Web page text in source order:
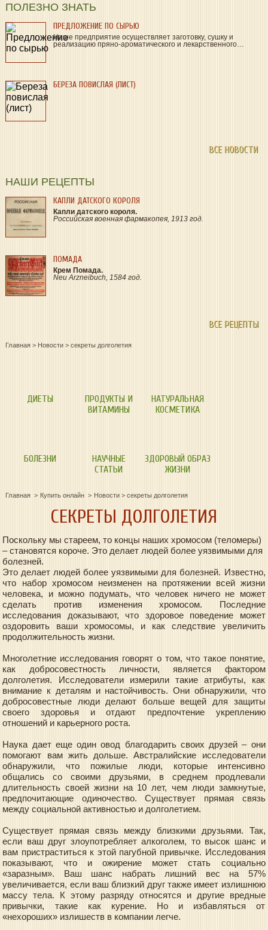
ПОЛЕЗНО ЗНАТЬ
ПРЕДЛОЖЕНИЕ ПО СЫРЬЮ
Наше предприятие осуществляет заготовку, сушку и
реализацию пряно-ароматического и лекарственного…
БЕРЕЗА ПОВИСЛАЯ (ЛИСТ)
ВСЕ НОВОСТИ
НАШИ РЕЦЕПТЫ
КАПЛИ ДАТСКОГО КОРОЛЯ
Капли датского короля.
Российская военная фармакопея, 1913 год.
ПОМАДА
Крем Помада.
Neu Arzneibuch, 1584 год.
ВСЕ РЕЦЕПТЫ
Главная > Новости > секреты долголетия
ДИЕТЫ
ПРОДУКТЫ И
ВИТАМИНЫ
НАТУРАЛЬНАЯ
КОСМЕТИКА
БОЛЕЗНИ
НАУЧНЫЕ
СТАТЬИ
ЗДОРОВЫЙ ОБРАЗ
ЖИЗНИ
Главная Купить онлайн Новости>секреты долголетия
СЕКРЕТЫ ДОЛГОЛЕТИЯ
Поскольку мы стареем, то концы наших хромосом (теломеры)
– становятся короче. Это делает людей более уязвимыми для
болезней.
Это делает людей более уязвимыми для болезней. Известно,
что набор хромосом неизменен на протяжении всей жизни
человека, и можно подумать, что человек ничего не может
сделать против изменения хромосом. Последние
исследования доказывают, что здоровое поведение может
оздоровить ваши хромосомы, и как следствие увеличить
продолжительность жизни.
Многолетние исследования говорят о том, что такое понятие,
как добросовестность личности, является фактором
долголетия. Исследователи измерили такие атрибуты, как
внимание к деталям и настойчивость. Они обнаружили, что
добросовестные люди делают больше вещей для защиты
своего здоровья и отдают предпочтение укреплению
отношений и карьерного роста.
Наука дает еще один овод благодарить своих друзей – они
помогают вам жить дольше. Австралийские исследователи
обнаружили, что пожилые люди, которые интенсивно
общались со своими друзьями, в среднем продлевали
длительность своей жизни на 10 лет, чем люди замкнутые,
предпочитающие одиночество. Существует прямая связь
между социальной активностью и долголетием.
Существует прямая связь между близкими друзьями. Так,
если ваш друг злоупотребляет алкоголем, то высок шанс и
вам пристраститься к этой пагубной привычке. Исследования
показывают, что и ожирение может стать социально
«заразным». Ваш шанс набрать лишний вес на 57%
увеличивается, если ваш близкий друг также имеет излишнюю
массу тела. К этому разряду относятся и другие вредные
привычки, такие как курение. Но и избавляться от
«нехороших» излишеств в компании легче.